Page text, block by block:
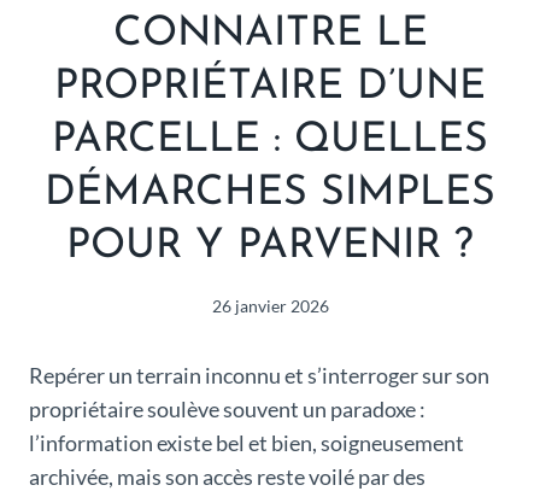
CONNAITRE LE
PROPRIÉTAIRE D’UNE
PARCELLE : QUELLES
DÉMARCHES SIMPLES
POUR Y PARVENIR ?
26 janvier 2026
Repérer un terrain inconnu et s’interroger sur son
propriétaire soulève souvent un paradoxe :
l’information existe bel et bien, soigneusement
archivée, mais son accès reste voilé par des